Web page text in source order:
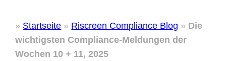
» Startseite » Riscreen Compliance Blog » Die
wichtigsten Compliance-Meldungen der
Wochen 10 + 11, 2025